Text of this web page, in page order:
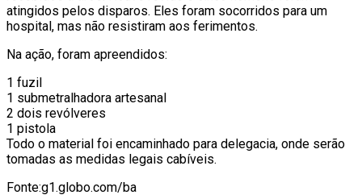
atingidos pelos disparos. Eles foram socorridos para um
hospital, mas não resistiram aos ferimentos.
Na ação, foram apreendidos:
1 fuzil
1 submetralhadora artesanal
2 dois revólveres
1 pistola
Todo o material foi encaminhado para delegacia, onde serão
tomadas as medidas legais cabíveis.
Fonte:g1.globo.com/ba